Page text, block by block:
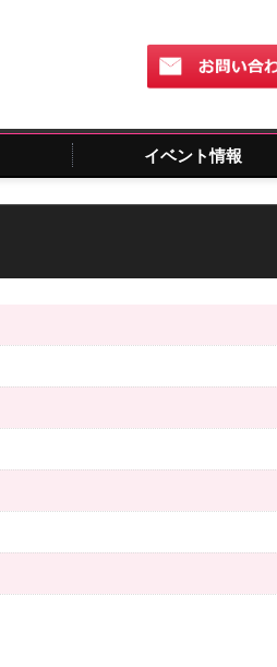
イベント情報